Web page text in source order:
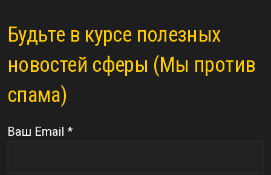
Будьте в курсе полезных
новостей сферы (Мы против
спама)
Ваш Email *